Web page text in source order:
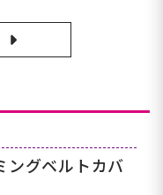
ングベルトカバ